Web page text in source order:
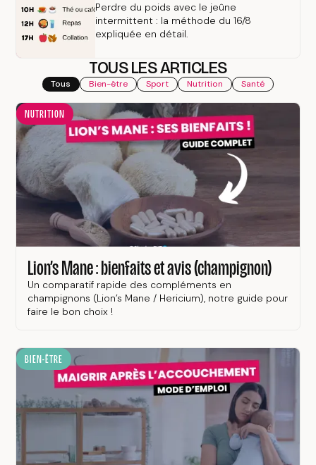
votre alimentation quotidienne.
Perdre du poids avec le jeûne
intermittent : la méthode du 16/8
expliquée en détail.
TOUS LES ARTICLES
Tous Bien-être Sport Nutrition Santé
NUTRITION
Lion’s Mane : bienfaits et avis (champignon)
Un comparatif rapide des compléments en
champignons (Lion’s Mane / Hericium), notre guide pour
faire le bon choix !
BIEN-ÊTRE